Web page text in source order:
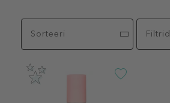
Sorteeri Filtrid